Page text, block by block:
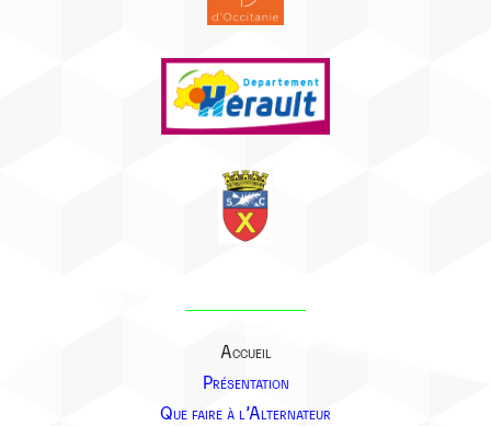
Accueil
Présentation
Que faire à l’Alternateur